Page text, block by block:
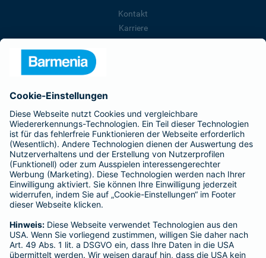
Kontakt
Karriere
Barmenia ist Teil der BarmeniaGothaer
BELIEBTE SEITEN
Kranken-Zusatzversicherung
Tierversicherungen
Haftpflichtversicherung
Hausratversicherung
Adresse ändern
Schaden melden